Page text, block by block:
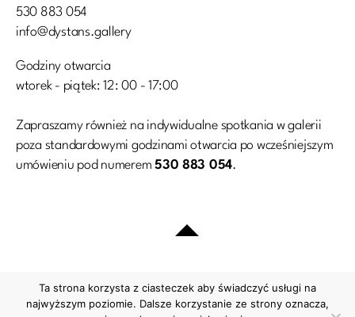
530 883 054
info@dystans.gallery
Godziny otwarcia
wtorek - piątek: 12: 00 - 17:00
Zapraszamy również na indywidualne spotkania w galerii
poza standardowymi godzinami otwarcia po wcześniejszym
umówieniu pod numerem530 883 054.
Ta strona korzysta z ciasteczek aby świadczyć usługi na
najwyższym poziomie. Dalsze korzystanie ze strony oznacza,
Polityka prywatności